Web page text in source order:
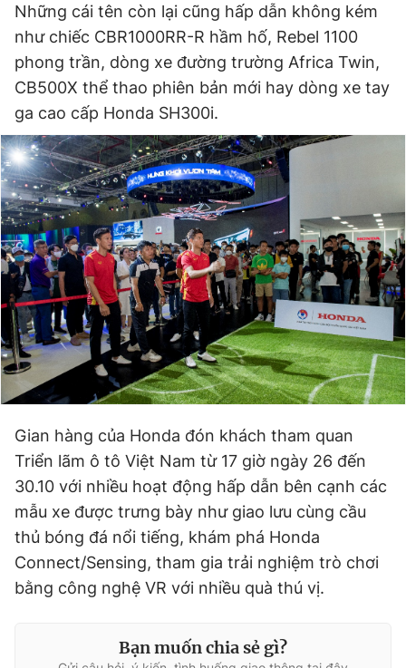
Những cái tên còn lại cũng hấp dẫn không kém
như chiếc CBR1000RR-R hầm hố, Rebel 1100
phong trần, dòng xe đường trường Africa Twin,
CB500X thể thao phiên bản mới hay dòng xe tay
ga cao cấp Honda SH300i.
Gian hàng của Honda đón khách tham quan
Triển lãm ô tô Việt Nam từ 17 giờ ngày 26 đến
30.10 với nhiều hoạt động hấp dẫn bên cạnh các
mẫu xe được trưng bày như giao lưu cùng cầu
thủ bóng đá nổi tiếng, khám phá Honda
Connect/Sensing, tham gia trải nghiệm trò chơi
bằng công nghệ VR với nhiều quà thú vị.
Bạn muốn chia sẻ gì?